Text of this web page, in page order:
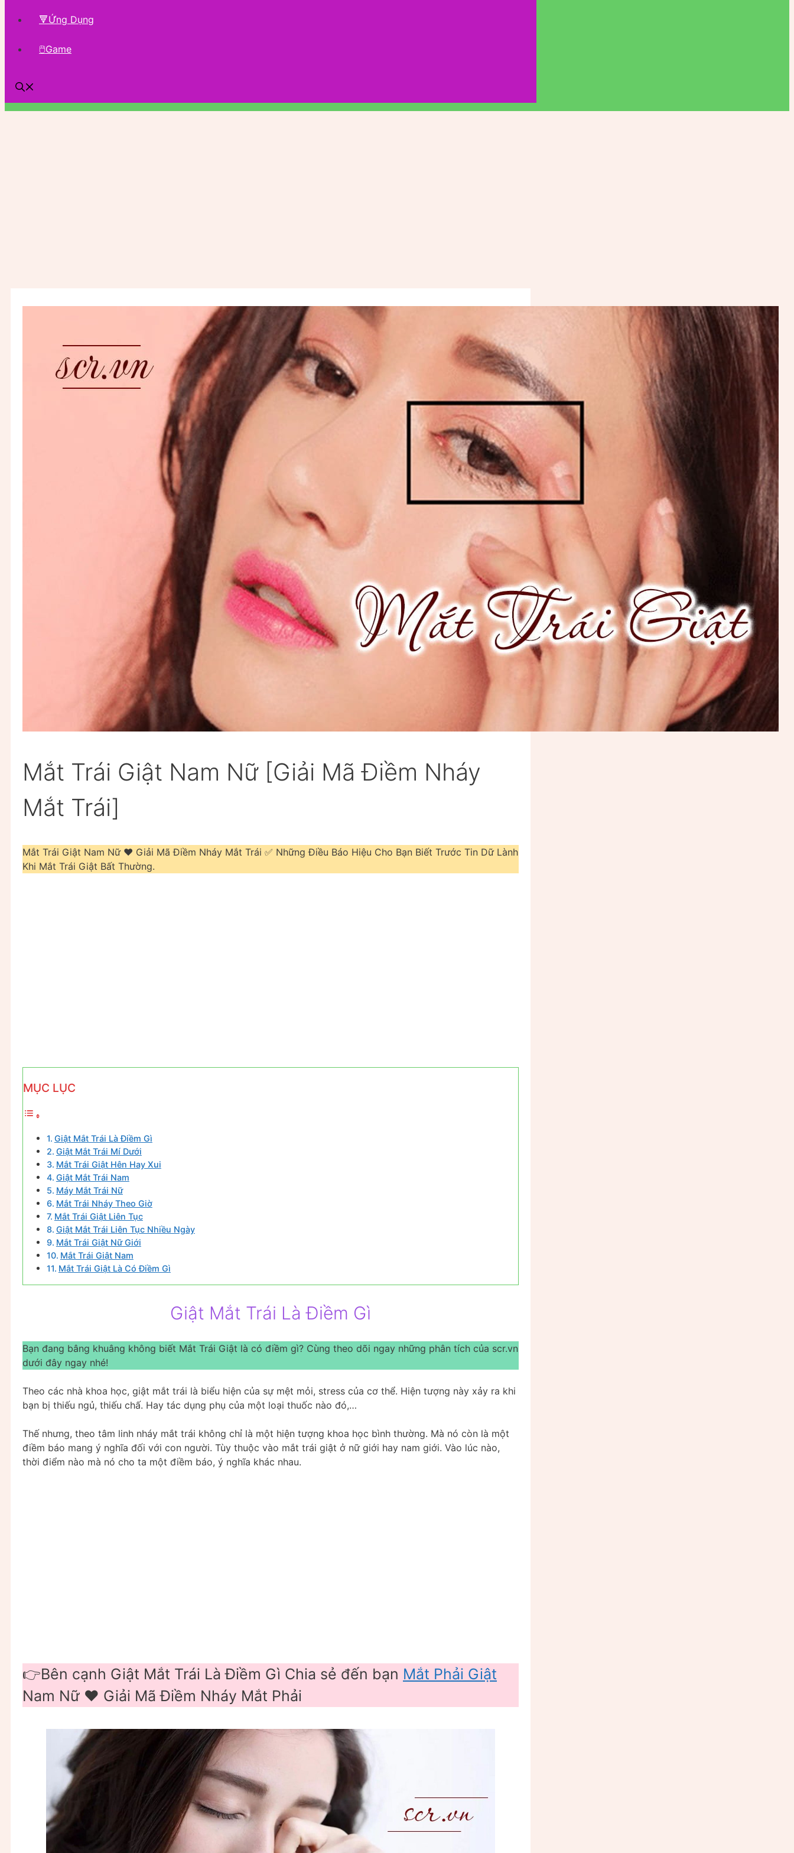
🔻Ứng Dụng
🖱Game
Mắt Trái Giật Nam Nữ [Giải Mã Điềm Nháy
Mắt Trái]
Mắt Trái Giật Nam Nữ ❤️ Giải Mã Điềm Nháy Mắt Trái ✅ Những Điều Báo Hiệu Cho Bạn Biết Trước Tin Dữ Lành
Khi Mắt Trái Giật Bất Thường.
MỤC LỤC
Giật Mắt Trái Là Điềm Gì
Giật Mắt Trái Mí Dưới
Mắt Trái Giật Hên Hay Xui
Giật Mắt Trái Nam
Máy Mắt Trái Nữ
Mắt Trái Nháy Theo Giờ
Mắt Trái Giật Liên Tục
Giật Mắt Trái Liên Tục Nhiều Ngày
Mắt Trái Giật Nữ Giới
Mắt Trái Giật Nam
Mắt Trái Giật Là Có Điềm Gì
Giật Mắt Trái Là Điềm Gì
Bạn đang bâng khuâng không biết Mắt Trái Giật là có điềm gì? Cùng theo dõi ngay những phân tích của scr.vn
dưới đây ngay nhé!
Theo các nhà khoa học, giật mắt trái là biểu hiện của sự mệt mỏi, stress của cơ thể. Hiện tượng này xảy ra khi
bạn bị thiếu ngủ, thiếu chấ. Hay tác dụng phụ của một loại thuốc nào đó,…
Thế nhưng, theo tâm linh nháy mắt trái không chỉ là một hiện tượng khoa học bình thường. Mà nó còn là một
điềm báo mang ý nghĩa đối với con người. Tùy thuộc vào mắt trái giật ở nữ giới hay nam giới. Vào lúc nào,
thời điểm nào mà nó cho ta một điềm báo, ý nghĩa khác nhau.
👉Bên cạnh Giật Mắt Trái Là Điềm Gì Chia sẻ đến bạn Mắt Phải Giật
Nam Nữ ❤️ Giải Mã Điềm Nháy Mắt Phải